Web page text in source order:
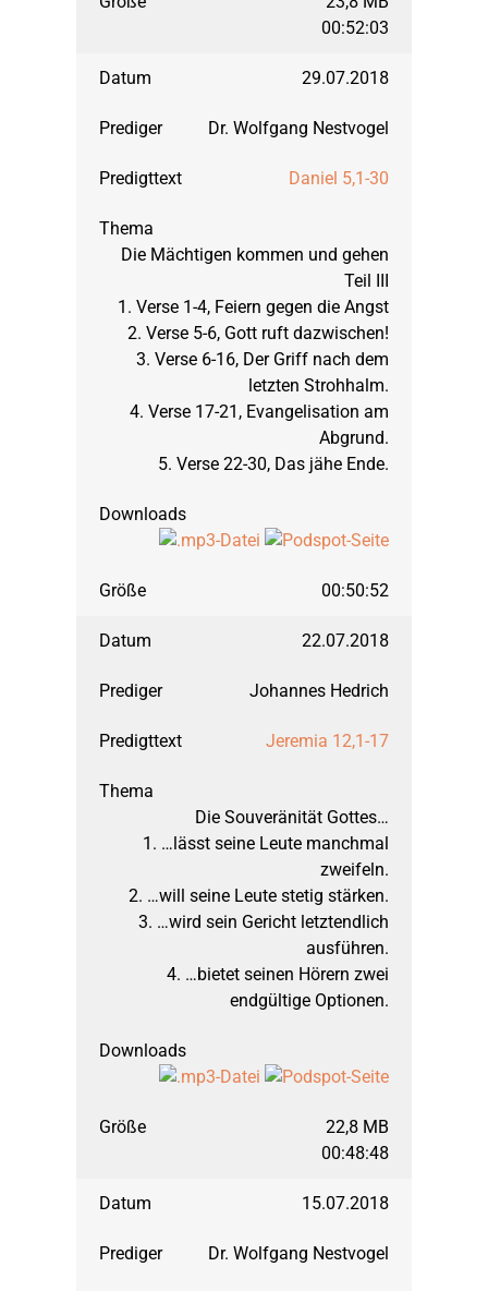
00:52:03
29.07.2018
Dr. Wolfgang Nestvogel
Daniel 5,1-30
Die Mächtigen kommen und gehen
Teil III
1. Verse 1-4, Feiern gegen die Angst
2. Verse 5-6, Gott ruft dazwischen!
3. Verse 6-16, Der Griff nach dem
letzten Strohhalm.
4. Verse 17-21, Evangelisation am
Abgrund.
5. Verse 22-30, Das jähe Ende.
00:50:52
22.07.2018
Johannes Hedrich
Jeremia 12,1-17
Die Souveränität Gottes…
1. …lässt seine Leute manchmal
zweifeln.
2. …will seine Leute stetig stärken.
3. …wird sein Gericht letztendlich
ausführen.
4. …bietet seinen Hörern zwei
endgültige Optionen.
22,8 MB
00:48:48
15.07.2018
Dr. Wolfgang Nestvogel